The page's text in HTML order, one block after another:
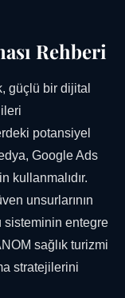
Rehberi
güçlü bir dijital
potansiyel
Google Ads
kullanmalıdır.
unsurlarının
sisteminin entegre
sağlık turizmi
stratejilerini